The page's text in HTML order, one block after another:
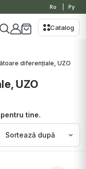
Ro Ру
Catalog
diferențiale, UZO
UZO
tine.